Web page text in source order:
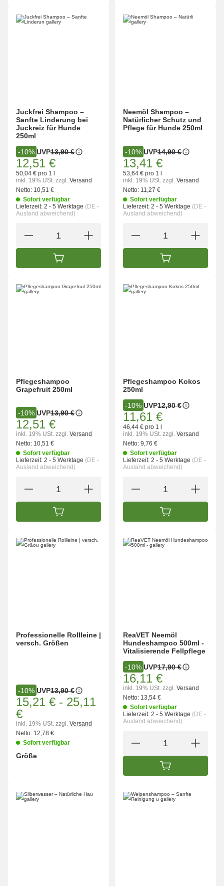
Juckfrei Shampoo –
Sanfte Linderung bei
Juckreiz für Hunde
250ml
-10% UVP13,90 €
12,51 €
50,04 € pro 1 l
inkl. 19% USt. zzgl. Versand
Netto: 10,51 €
Sofort verfügbar
Lieferzeit: 2 - 5 Werktage (DE -
Ausland abweichend)
IN DEN WARENKORB
Neemöl Shampoo –
Natürlicher Schutz und
Pflege für Hunde 250ml
-10% UVP14,90 €
13,41 €
53,64 € pro 1 l
inkl. 19% USt. zzgl. Versand
Netto: 11,27 €
Sofort verfügbar
Lieferzeit: 2 - 5 Werktage (DE -
Ausland abweichend)
IN DEN
Pflegeshampoo
Grapefruit 250ml
-10% UVP13,90 €
12,51 €
inkl. 19% USt. zzgl. Versand
Netto: 10,51 €
Sofort verfügbar
Lieferzeit: 2 - 5 Werktage (DE -
Ausland abweichend)
IN DEN WARENKORB
Pflegeshampoo Kokos
250ml
-10% UVP12,90 €
11,61 €
46,44 € pro 1 l
inkl. 19% USt. zzgl. Versand
Netto: 9,76 €
Sofort verfügbar
Lieferzeit: 2 - 5 Werktage (DE -
Ausland abweichend)
IN DEN
Professionelle Rollleine |
versch. Größen
-10% UVP13,90 €
15,21 € - 25,11
€
inkl. 19% USt. zzgl. Versand
Netto: 12,78 €
Sofort verfügbar
Größe
ReaVET Neemöl
Hundeshampoo 500ml -
Vitalisierende Fellpflege
-10% UVP17,90 €
16,11 €
inkl. 19% USt. zzgl. Versand
Netto: 13,54 €
Sofort verfügbar
Lieferzeit: 2 - 5 Werktage (DE -
Ausland abweichend)
IN DEN